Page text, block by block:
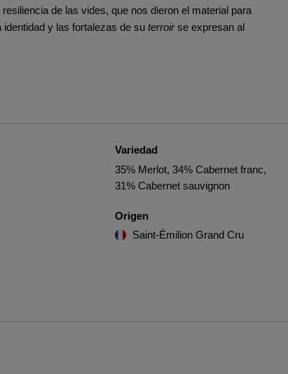
de las vides, que nos dieron el material para
identidad y las fortalezas de su terroirse expresan al
Variedad
35% Merlot, 34% Cabernet franc,
31% Cabernet sauvignon
Origen
Saint-Émilion Grand Cru